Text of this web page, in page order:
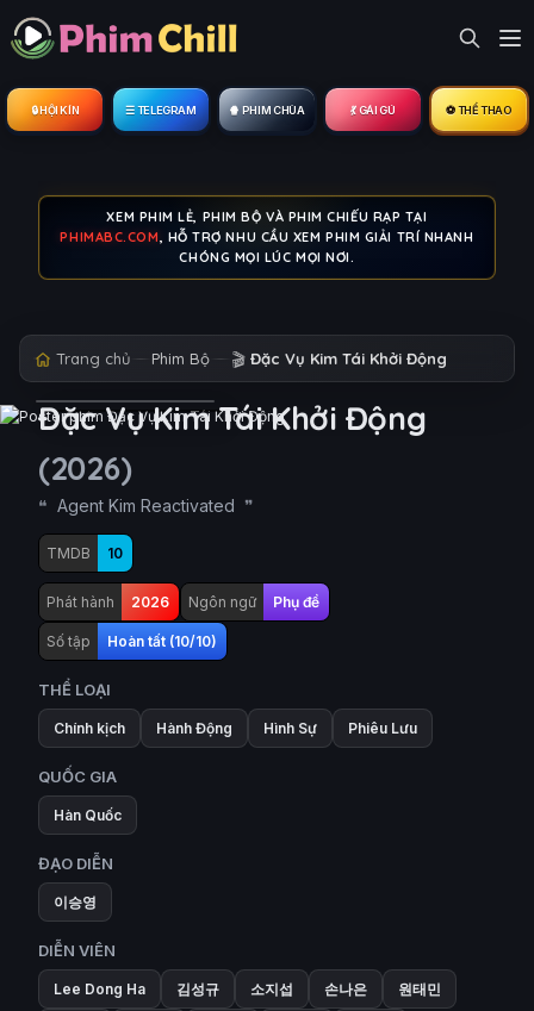
🔒︎ HỘI KÍN ☰ TELEGRAM 🍿 PHIM CHÙA 💃 GÁI GÚ ⚽ THỂ THAO
XEM PHIM LẺ, PHIM BỘ VÀ PHIM CHIẾU RẠP TẠI
PHIMABC.COM, HỖ TRỢ NHU CẦU XEM PHIM GIẢI TRÍ NHANH
CHÓNG MỌI LÚC MỌI NƠI.
Trang chủ Phim Bộ 🎬 Đặc Vụ Kim Tái Khởi Động
Đặc Vụ Kim Tái Khởi Động
(2026)
Agent Kim Reactivated
TMDB 10
Phát hành 2026 Ngôn ngữ Phụ đề
Số tập Hoàn tất (10/10)
THỂ LOẠI
Chính kịch Hành Động Hình Sự Phiêu Lưu
QUỐC GIA
Hàn Quốc
ĐẠO DIỄN
이승영
DIỄN VIÊN
Lee Dong Ha 김성규 소지섭 손나은 원태민